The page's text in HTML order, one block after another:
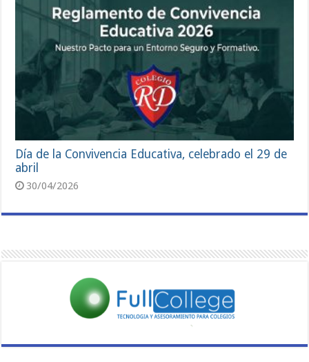
Día de la Convivencia Educativa, celebrado el 29 de
abril
30/04/2026